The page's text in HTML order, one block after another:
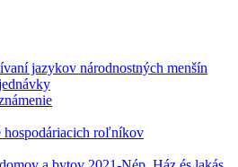
jazykov národnostných menšín
hospodáriacich roľníkov